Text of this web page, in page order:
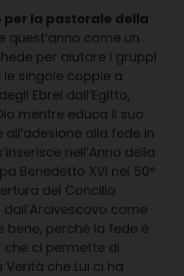
per la pastorale della
quest’anno come un
per aiutare i gruppi
singole coppie a
degli Ebrei dall’Egitto,
mentre educa il suo
alla fede in
nell’Anno della
Benedetto XVI nel 50°
del Concilio
come
bene, perché la fede è
che ci permette di
che Lui ci ha